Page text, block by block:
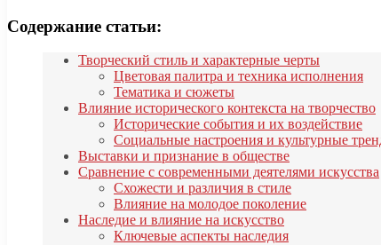
Содержание статьи:
Творческий стиль и характерные черты
Цветовая палитра и техника исполнения
Тематика и сюжеты
Влияние исторического контекста на творчество
Исторические события и их воздействие
Социальные настроения и культурные
Выставки и признание в обществе
Сравнение с современными деятелями искусства
Схожести и различия в стиле
Влияние на молодое поколение
Наследие и влияние на искусство
Ключевые аспекты наследия